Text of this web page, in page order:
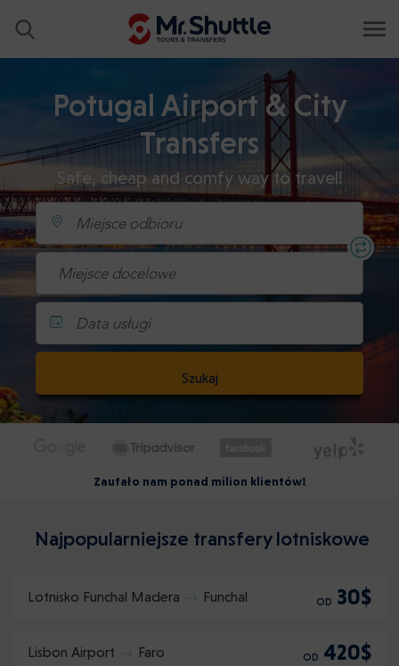
Potugal Airport & City
Transfers
Safe, cheap and comfy way to travel!
Data usługi
Szukaj
Zaufało nam ponad milion klientów!
Najpopularniejsze transfery lotniskowe
Lotnisko Funchal Madera Funchal OD 30$
Lisbon Airport Faro OD 420$